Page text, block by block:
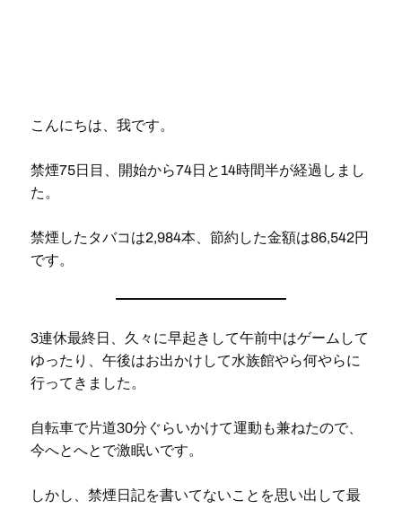
こんにちは、我です。
禁煙75日目、開始から74日と14時間半が経過しまし
た。
禁煙したタバコは2,984本、節約した金額は86,542円
です。
3連休最終日、久々に早起きして午前中はゲームして
ゆったり、午後はお出かけして水族館やら何やらに
行ってきました。
自転車で片道30分ぐらいかけて運動も兼ねたので、
今へとへとで激眠いです。
しかし、禁煙日記を書いてないことを思い出して最